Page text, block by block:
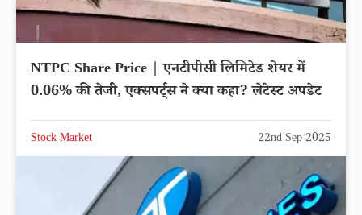
NTPC Share Price | एनटीपीसी लिमिटेड शेयर में
0.06% की तेजी, एक्सपर्ट्स ने क्या कहा? लेटेस्ट अपडेट
Stock Market 22nd Sep 2025